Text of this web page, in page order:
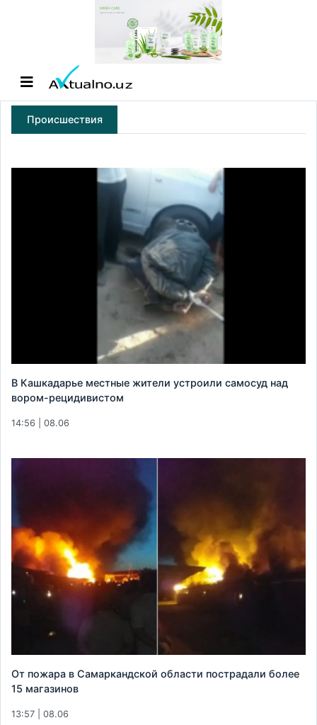
Происшествия
В Кашкадарье местные жители устроили самосуд над
вором-рецидивистом
14:56 | 08.06
От пожара в Самаркандской области пострадали более
15 магазинов
13:57 | 08.06